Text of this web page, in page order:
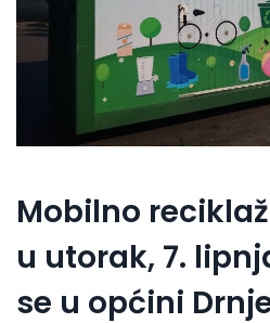
Mobilno
u utorak, 7.
se u općini